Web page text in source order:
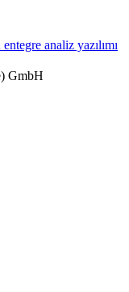
analiz yazılımı
GmbH